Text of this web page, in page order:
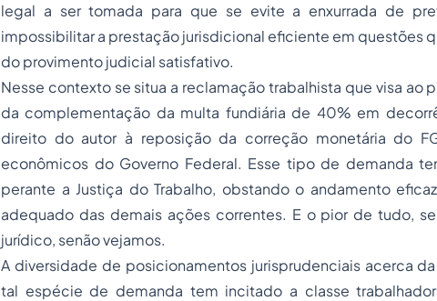
legal a ser tomada para que se evite a enxurrada de
impossibilitar a prestação jurisdicional eficiente em questões
do provimento judicial satisfativo.
Nesse contexto se situa a reclamação trabalhista que visa ao
da complementação da multa fundiária de 40% em
direito do autor à reposição da correção monetária do
econômicos do Governo Federal. Esse tipo de demanda
perante a Justiça do Trabalho, obstando o andamento
adequado das demais ações correntes. E o pior de tudo,
jurídico, senão vejamos.
A diversidade de posicionamentos jurisprudenciais acerca
tal espécie de demanda tem incitado a classe